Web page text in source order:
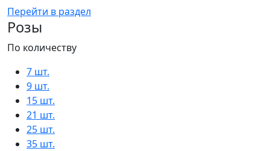
Перейти в раздел
Розы
По количеству
7 шт.
9 шт.
15 шт.
21 шт.
25 шт.
35 шт.